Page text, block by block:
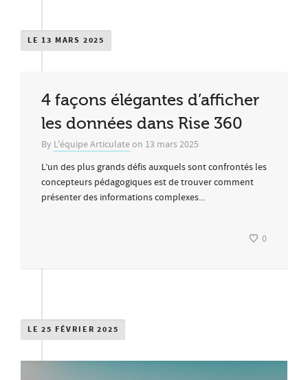
LE 13 MARS 2025
4 façons élégantes d’afficher
les données dans Rise 360
By L'équipe Articulateon 13 mars 2025
L’un des plus grands défis auxquels sont confrontés les
concepteurs pédagogiques est de trouver comment
présenter des informations complexes...
0
LE 25 FÉVRIER 2025